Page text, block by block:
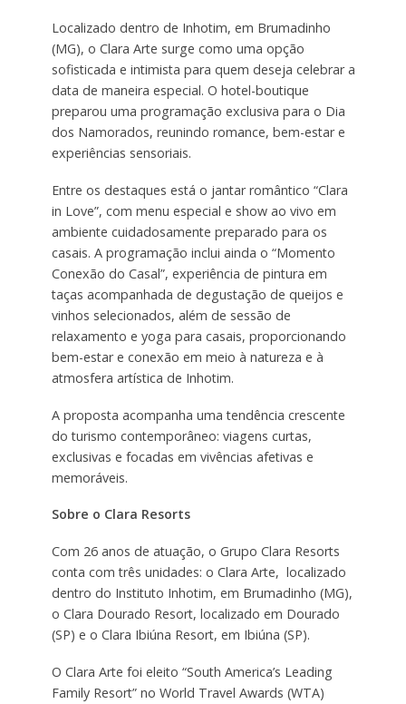
Localizado dentro de Inhotim, em Brumadinho
(MG), o Clara Arte surge como uma opção
sofisticada e intimista para quem deseja celebrar a
data de maneira especial. O hotel-boutique
preparou uma programação exclusiva para o Dia
dos Namorados, reunindo romance, bem-estar e
experiências sensoriais.
Entre os destaques está o jantar romântico “Clara
in Love”, com menu especial e show ao vivo em
ambiente cuidadosamente preparado para os
casais. A programação inclui ainda o “Momento
Conexão do Casal”, experiência de pintura em
taças acompanhada de degustação de queijos e
vinhos selecionados, além de sessão de
relaxamento e yoga para casais, proporcionando
bem-estar e conexão em meio à natureza e à
atmosfera artística de Inhotim.
A proposta acompanha uma tendência crescente
do turismo contemporâneo: viagens curtas,
exclusivas e focadas em vivências afetivas e
memoráveis.
Sobre o Clara Resorts
Com 26 anos de atuação, o Grupo Clara Resorts
conta com três unidades: o Clara Arte, localizado
dentro do Instituto Inhotim, em Brumadinho (MG),
o Clara Dourado Resort, localizado em Dourado
(SP) e o Clara Ibiúna Resort, em Ibiúna (SP).
O Clara Arte foi eleito “South America’s Leading
Family Resort” no World Travel Awards (WTA)